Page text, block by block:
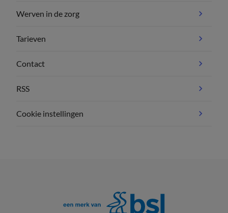
Werven in de zorg
Tarieven
Contact
RSS
Cookie instellingen